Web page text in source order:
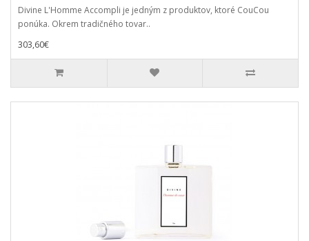
Divine L'Homme Accompli je jedným z produktov, ktoré CouCou
ponúka. Okrem tradičného tovar..
303,60€